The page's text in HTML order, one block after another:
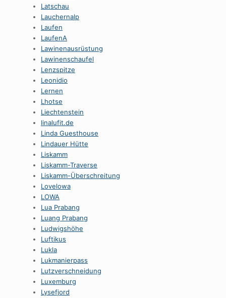
Latschau
Lauchernalp
Laufen
LaufenA
Lawinenausrüstung
Lawinenschaufel
Lenzspitze
Leonidio
Lernen
Lhotse
Liechtenstein
linalufit.de
Linda Guesthouse
Lindauer Hütte
Liskamm
Liskamm-Traverse
Liskamm-Überschreitung
Lovelowa
LOWA
Lua Prabang
Luang Prabang
Ludwigshöhe
Luftikus
Lukla
Lukmanierpass
Lutzverschneidung
Luxemburg
Lysefjord